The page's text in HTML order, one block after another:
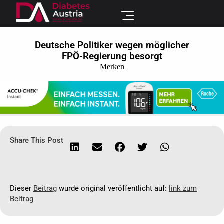
Deutsche Politiker wegen möglicher
FPÖ-Regierung besorgt
Merken
Share This Post
Dieser Beitrag wurde original veröffentlicht auf: link zum
Beitrag